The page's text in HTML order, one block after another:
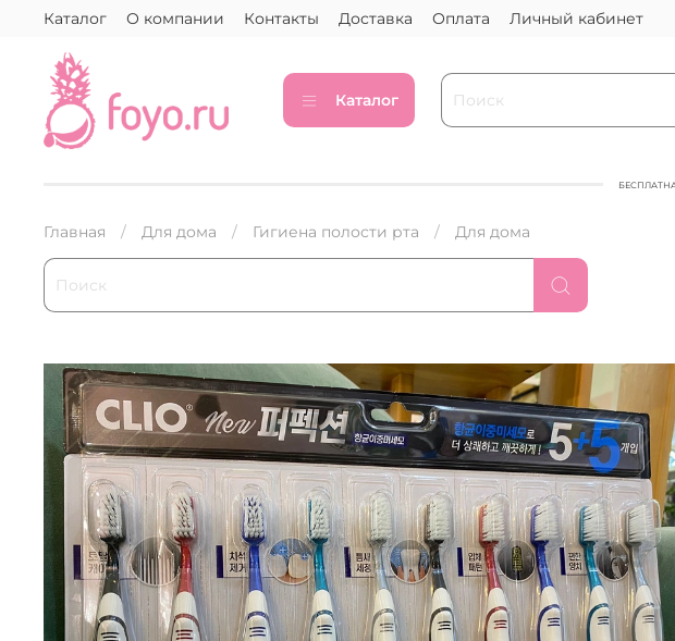
Каталог О компании Контакты Доставка Оплата Личный кабинет
Каталог
Главная Для дома Гигиена полости рта Для дома